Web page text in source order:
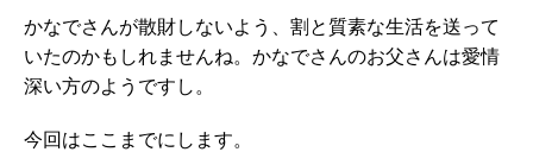
かなでさんが散財しないよう、割と質素な生活を送って
いたのかもしれませんね。かなでさんのお父さんは愛情
深い方のようですし。
今回はここまでにします。